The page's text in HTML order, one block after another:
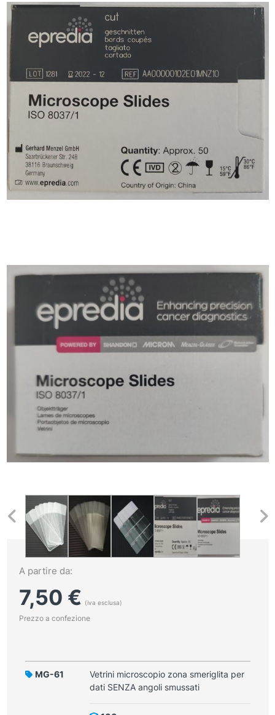
A partire da:
7,50 € (iva esclusa)
Prezzo a confezione
MG-61
Vetrini microscopio zona smeriglita per
dati SENZA angoli smussati